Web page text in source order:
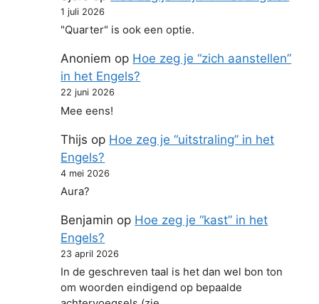
1 juli 2026
"Quarter" is ook een optie.
Anoniem op Hoe zeg je “zich aanstellen”
in het Engels?
22 juni 2026
Mee eens!
Thijs op Hoe zeg je “uitstraling” in het
Engels?
4 mei 2026
Aura?
Benjamin op Hoe zeg je “kast” in het
Engels?
23 april 2026
In de geschreven taal is het dan wel bon ton
om woorden eindigend op bepaalde